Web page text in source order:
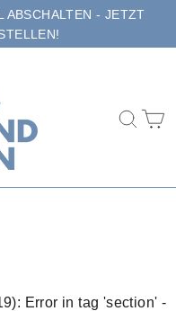
ABSCHALTEN - JETZT
Error in tag 'section' -